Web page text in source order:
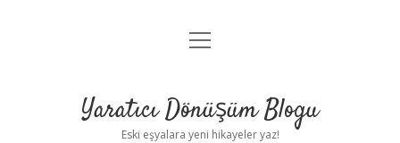
Anasayfa
Yasal Uyarı
menüyü
Yaratıcı Dönüşüm Blogu
Eski eşyalara yeni hikayeler yaz!